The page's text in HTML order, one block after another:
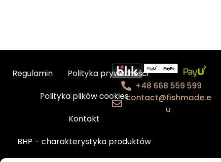
Regulamin
Polityka prywatności
Polityka plików cookies
Kontakt
BHP – charakterystyka produktów
+48 668 559 599
contact@fishmade.e
u